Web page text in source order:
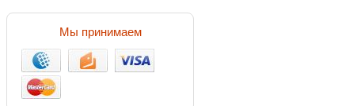
Мы принимаем